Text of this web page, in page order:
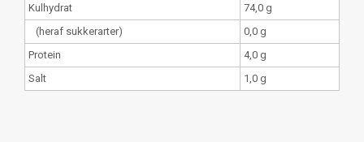
Kulhydrat
74,0 g
(heraf sukkerarter)
0,0 g
Protein
4,0 g
Salt
1,0 g